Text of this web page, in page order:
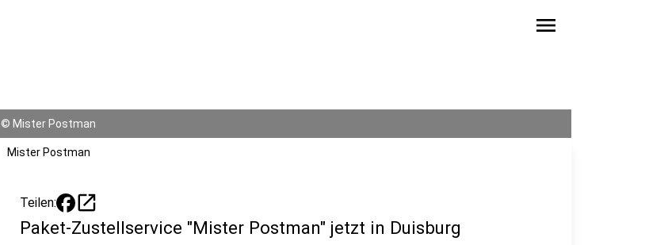
menu
© Mister Postman
Mister Postman
Teilen: open_in_new
Paket-Zustellservice "Mister Postman" jetzt in Duisburg